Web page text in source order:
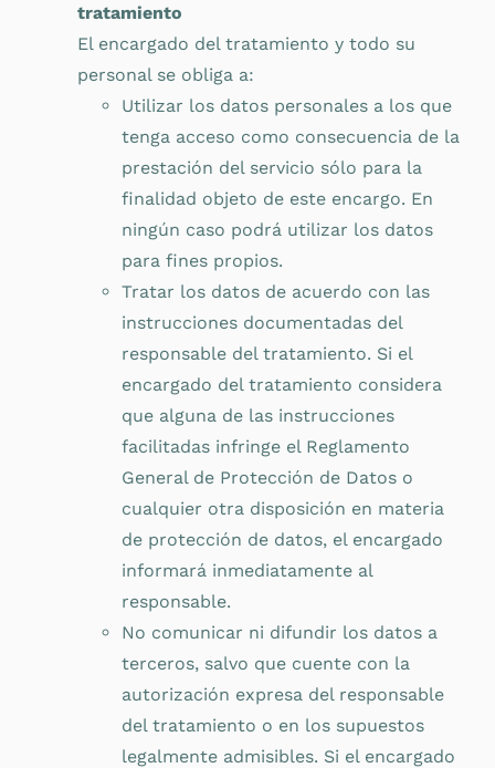
tratamiento
El encargado del tratamiento y todo su
personal se obliga a:
Utilizar los datos personales a los que
tenga acceso como consecuencia de la
prestación del servicio sólo para la
finalidad objeto de este encargo. En
ningún caso podrá utilizar los datos
para fines propios.
Tratar los datos de acuerdo con las
instrucciones documentadas del
responsable del tratamiento. Si el
encargado del tratamiento considera
que alguna de las instrucciones
facilitadas infringe el Reglamento
General de Protección de Datos o
cualquier otra disposición en materia
de protección de datos, el encargado
informará inmediatamente al
responsable.
No comunicar ni difundir los datos a
terceros, salvo que cuente con la
autorización expresa del responsable
del tratamiento o en los supuestos
legalmente admisibles. Si el encargado